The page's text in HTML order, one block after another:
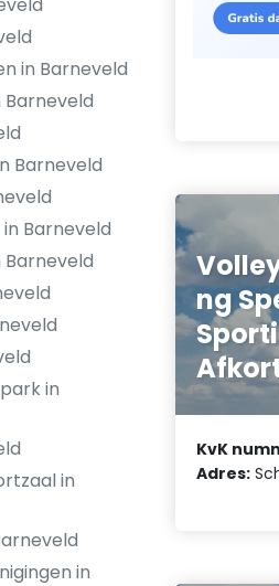
in Barneveld
Barneveld
Barneveld
Barneveld
in
in
in
ng
KvK
Adres: